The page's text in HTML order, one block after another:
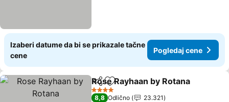
Izaberi datume da bi se prikazale tačne
cene
Pogledaj cene
Deli Dodati u favorite
Rose Rayhaan by Rotana
4 Zvezdice
8,8 Odlično
23.321